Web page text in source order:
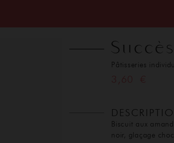
Pâtisseries
Biscuit aux
noir, glaçage